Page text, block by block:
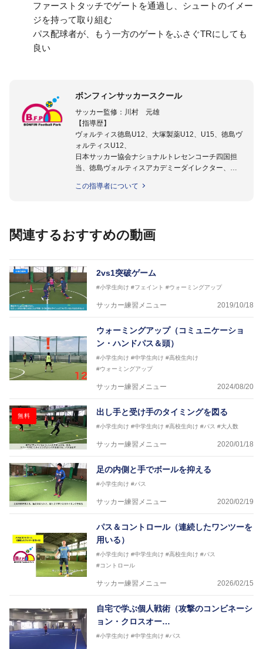
ファーストタッチでゲートを通過し、シュートのイメー
ジを持って取り組む
パス配球者が、もう一方のゲートをふさぐTRにしても
良い
ボンフィンサッカースクール
サッカー監修：川村 元雄
【指導歴】
ヴォルティス徳島U12、大塚製薬U12、U15、徳島ヴ
ォルティスU12、
日本サッカー協会ナショナルトレセンコーチ四国担
当、徳島ヴォルティスアカデミーダイレクター、
日本サッカー協会公認B級養成講習会インストラクタ
協会公認キッズリーダーチーフインストラクター
【指導歴】
FリーグU23選抜監督、ミャンマー女子フットサル代
表監督
日本サッカー協会フットサルインストラクター、AFC
（アジアサッカー連盟）フットサルインストラクター
JFA公認A級コーチジェネラルライセンス・JFA公認フ
ットサルB級コーチライセンス
横山 哲久
【指導歴】
ASV ペスカドーラ町田 監督、FC VIGORE 監督
日本サッカー協会公認B級ライセンス・日本サッカー
協会公認フットサルB級ライセンス
※全コーチボンフィンサッカースクール所属
この指導者について
関連するおすすめの動画
2vs1突破ゲーム
#小学生向け #フェイント #ウォーミングアップ
サッカー練習メニュー 2019/10/18
ウォーミングアップ（コミュニケーショ
ン・ハンドパス＆頭）
#小学生向け #中学生向け #高校生向け
#ウォーミングアップ
サッカー練習メニュー 2024/08/20
無料 出し手と受け手のタイミングを図る
#小学生向け #中学生向け #高校生向け #パス #大人数
サッカー練習メニュー 2020/01/18
足の内側と手でボールを抑える
#小学生向け #パス
サッカー練習メニュー 2020/02/19
パス＆コントロール（連続したワンツーを
用いる）
#小学生向け #中学生向け #高校生向け #パス
#コントロール
サッカー練習メニュー 2026/02/15
自宅で学ぶ個人戦術（攻撃のコンビネーシ
ョン・クロスオー…
#小学生向け #中学生向け #パス